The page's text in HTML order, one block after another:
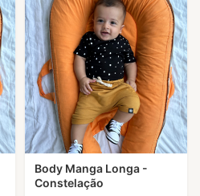
Body Manga Longa -
Constelação